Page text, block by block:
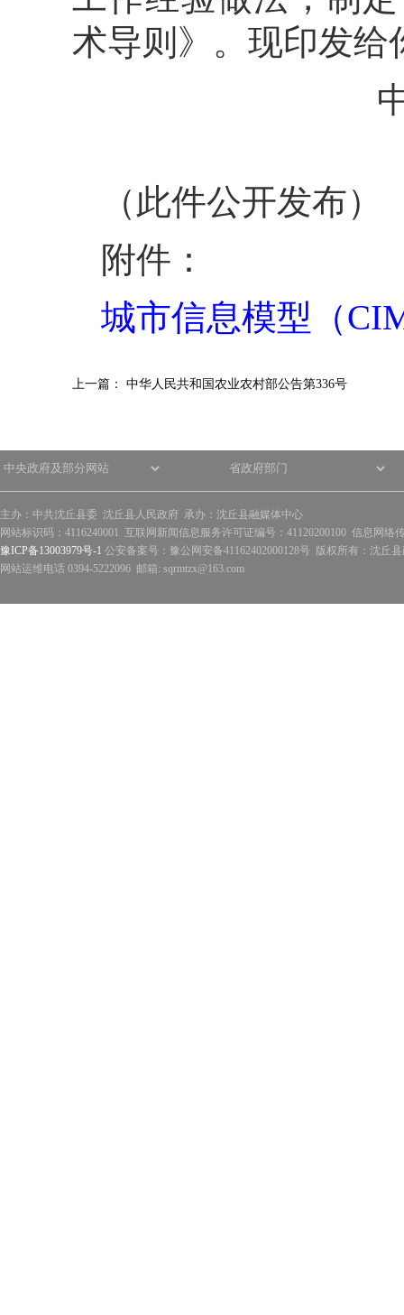
术导则》。现印发给
（此件公开发布）
附件：
城市信息模型（
上一篇： 中华人民共和国农业农村部公告第336号
主办：中共沈丘县委 沈丘县人民政府 承办：沈丘县融媒体中心
网站标识码：4116240001 互联网新闻信息服务许可证编号：41120200100 信息网络
豫ICP备13003979号-1 公安备案号：豫公网安备41162402000128号 版权所有：沈丘
网站运维电话 0394-5222096 邮箱: sqrmtzx@163.com